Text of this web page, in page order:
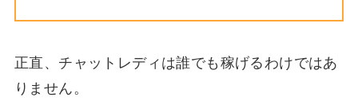
正直、チャットレディは誰でも稼げるわけではあ
りません。